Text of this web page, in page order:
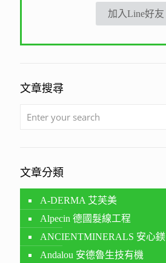
加入Line好友
文章搜尋
文章分類
A-DERMA 艾芙美
Alpecin 德國髮線工程
ANCIENTMINERALS 安心鎂
Andalou 安德魯生技有機